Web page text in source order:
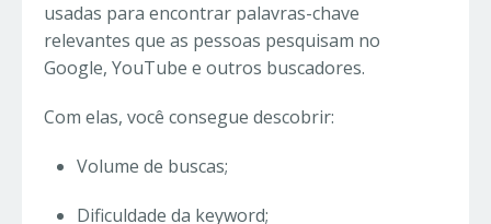
usadas para encontrar palavras-chave
relevantes que as pessoas pesquisam no
Google, YouTube e outros buscadores.
Com elas, você consegue descobrir:
Volume de buscas;
Dificuldade da keyword;